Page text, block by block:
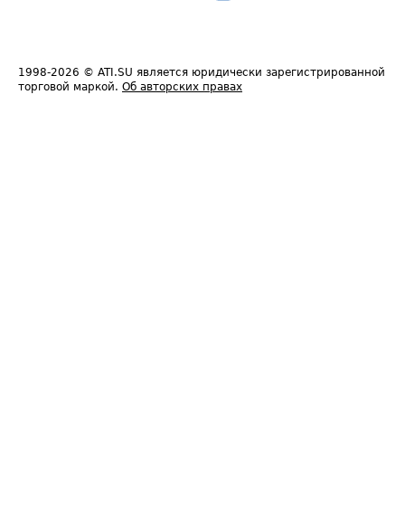
1998-2026 © ATI.SU является юридически зарегистрированной
торговой маркой. Об авторских правах